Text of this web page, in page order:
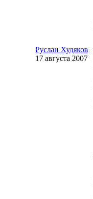
Руслан Худяков
17 августа 2007